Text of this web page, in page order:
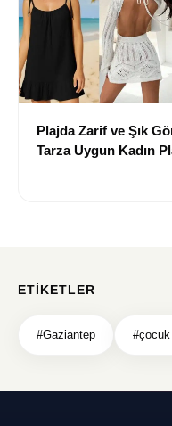
Plajda Zarif ve Şık
Tarza Uygun Kadın
ETIKETLER
#Gaziantep #çocuk